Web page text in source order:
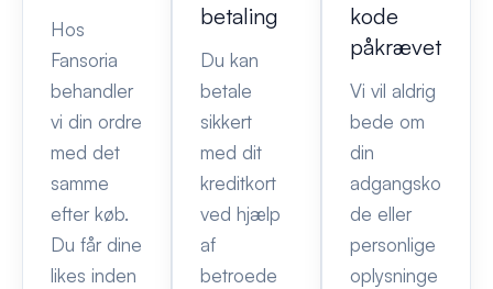
Hos
Fansoria
behandler
vi din ordre
med det
samme
efter køb.
Du får dine
likes inden
betaling
Du kan
betale
sikkert
med dit
kreditkort
ved hjælp
af
betroede
kode
påkrævet
Vi vil aldrig
bede om
din
adgangsko
de eller
personlige
oplysninge